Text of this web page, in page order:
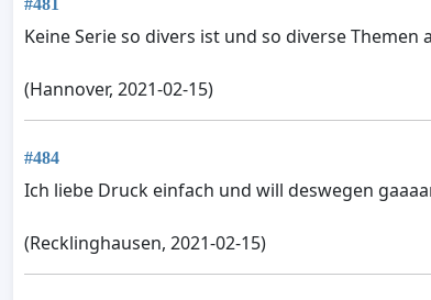
#481
Keine Serie so divers ist und so diverse Themen
(Hannover, 2021-02-15)
#484
Ich liebe Druck einfach und will deswegen
(Recklinghausen, 2021-02-15)